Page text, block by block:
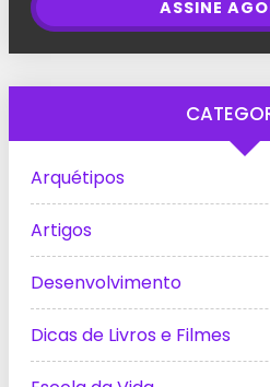
ASSINE
Arquétipos
Artigos
Desenvolvimento
Dicas de Livros e Filmes